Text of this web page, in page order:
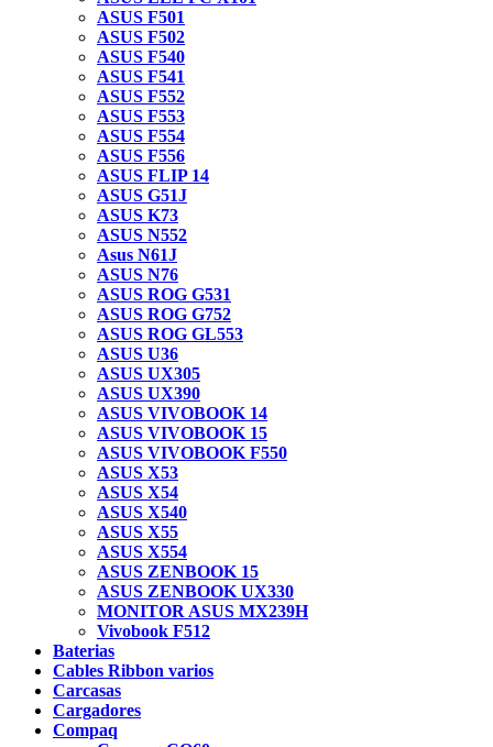
ASUS F501
ASUS F502
ASUS F540
ASUS F541
ASUS F552
ASUS F553
ASUS F554
ASUS F556
ASUS FLIP 14
ASUS G51J
ASUS K73
ASUS N552
Asus N61J
ASUS N76
ASUS ROG G531
ASUS ROG G752
ASUS ROG GL553
ASUS U36
ASUS UX305
ASUS UX390
ASUS VIVOBOOK 14
ASUS VIVOBOOK 15
ASUS VIVOBOOK F550
ASUS X53
ASUS X54
ASUS X540
ASUS X55
ASUS X554
ASUS ZENBOOK 15
ASUS ZENBOOK UX330
MONITOR ASUS MX239H
Vivobook F512
Baterias
Cables Ribbon varios
Carcasas
Cargadores
Compaq